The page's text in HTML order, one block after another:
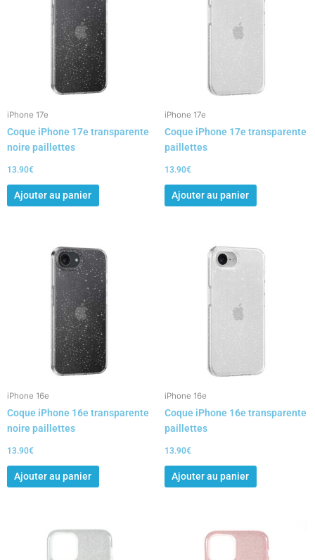
iPhone 17e
Coque iPhone 17e transparente
noire paillettes
13.90€
Ajouter au panier
iPhone 17e
Coque iPhone 17e transparente
paillettes
13.90€
Ajouter au panier
iPhone 16e
Coque iPhone 16e transparente
noire paillettes
13.90€
Ajouter au panier
iPhone 16e
Coque iPhone 16e transparente
paillettes
13.90€
Ajouter au panier